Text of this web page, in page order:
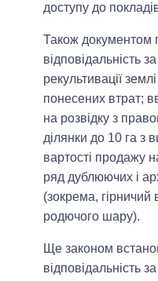
доступу до
Також документом
відповідальність
рекультивації
понесених втрат;
на розвідку з
ділянки до 10 га з
вартості продажу
ряд дублюючих і
(зокрема, гірничий
родючого шару).
Ще законом
відповідальність